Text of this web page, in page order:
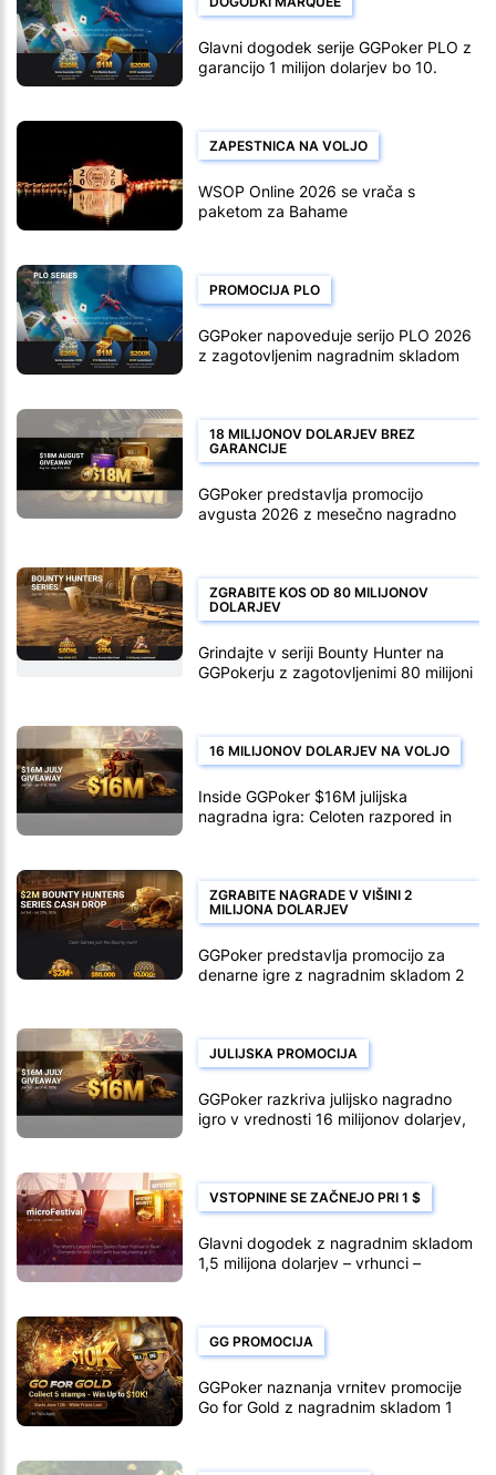
Glavni dogodek serije GGPoker PLO z
garancijo 1 milijon dolarjev bo 10.
ZAPESTNICA NA VOLJO
WSOP Online 2026 se vrača s
paketom za Bahame
PROMOCIJA PLO
GGPoker napoveduje serijo PLO 2026
z zagotovljenim nagradnim skladom
18 MILIJONOV DOLARJEV BREZ
GARANCIJE
GGPoker predstavlja promocijo
avgusta 2026 z mesečno nagradno
ZGRABITE KOS OD 80 MILIJONOV
DOLARJEV
Grindajte v seriji Bounty Hunter na
GGPokerju z zagotovljenimi 80 milijoni
16 MILIJONOV DOLARJEV NA VOLJO
Inside GGPoker $16M julijska
nagradna igra: Celoten razpored in
ZGRABITE NAGRADE V VIŠINI 2
MILIJONA DOLARJEV
GGPoker predstavlja promocijo za
denarne igre z nagradnim skladom 2
JULIJSKA PROMOCIJA
GGPoker razkriva julijsko nagradno
igro v vrednosti 16 milijonov dolarjev,
VSTOPNINE SE ZAČNEJO PRI 1 $
Glavni dogodek z nagradnim skladom
1,5 milijona dolarjev – vrhunci –
GG PROMOCIJA
GGPoker naznanja vrnitev promocije
Go for Gold z nagradnim skladom 1